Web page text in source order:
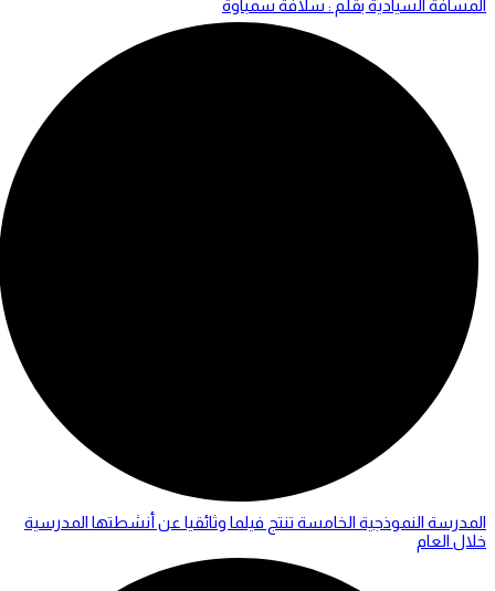
المسافة السيادية بقلم : سلافة سمباوة
المدرسة النموذجية الخامسة تنتج فيلما وثائقيا عن أنشطتها المدرسية
خلال العام